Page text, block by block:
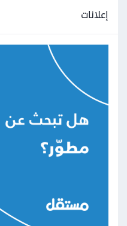
إعلانات